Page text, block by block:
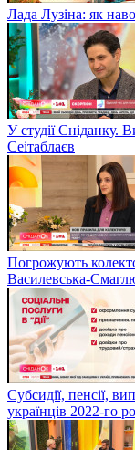
Лада Лузіна: як
У студії Сніданку.
Сеітаблаєв
Погрожують
Василевська-
Субсидії, пенсії,
українців 2022-го